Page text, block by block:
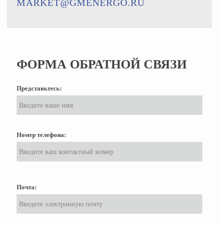
ФОРМА ОБРАТНОЙ СВЯЗИ
Представьтесь:
Номер телефона:
Почта:
MARKET@GMENERGO.RU